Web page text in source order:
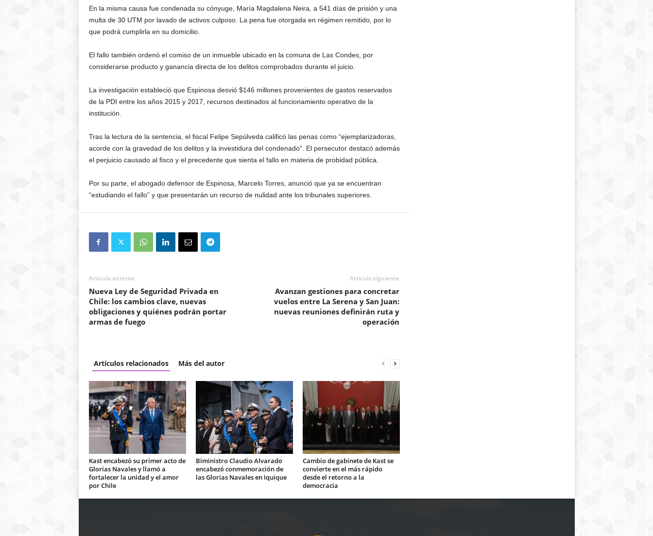
En la misma causa fue condenada su cónyuge, María Magdalena Neira, a 541 días de prisión y una
multa de 30 UTM por lavado de activos culposo. La pena fue otorgada en régimen remitido, por lo
que podrá cumplirla en su domicilio.
El fallo también ordenó el comiso de un inmueble ubicado en la comuna de Las Condes, por
considerarse producto y ganancia directa de los delitos comprobados durante el juicio.
La investigación estableció que Espinosa desvió $146 millones provenientes de gastos reservados
de la PDI entre los años 2015 y 2017, recursos destinados al funcionamiento operativo de la
institución.
Tras la lectura de la sentencia, el fiscal Felipe Sepúlveda calificó las penas como “ejemplarizadoras,
acorde con la gravedad de los delitos y la investidura del condenado”. El persecutor destacó además
el perjuicio causado al fisco y el precedente que sienta el fallo en materia de probidad pública.
Por su parte, el abogado defensor de Espinosa, Marcelo Torres, anunció que ya se encuentran
“estudiando el fallo” y que presentarán un recurso de nulidad ante los tribunales superiores.
Artículo anterior
Nueva Ley de Seguridad Privada en
Chile: los cambios clave, nuevas
obligaciones y quiénes podrán portar
armas de fuego
Artículo siguiente
Avanzan gestiones para concretar
vuelos entre La Serena y San Juan:
nuevas reuniones definirán ruta y
operación
Artículos relacionados Más del autor
Kast encabezó su primer acto de
Glorias Navales y llamó a
fortalecer la unidad y el amor
por Chile
Biministro Claudio Alvarado
encabezó conmemoración de
las Glorias Navales en Iquique
Cambio de gabinete de Kast se
convierte en el más rápido
desde el retorno a la
democracia